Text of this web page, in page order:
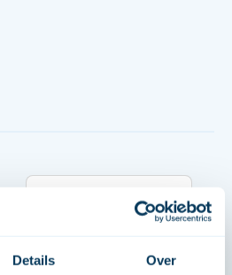
Details Over
Zoek op datum [35]